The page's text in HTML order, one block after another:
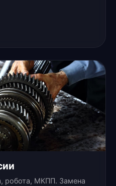
робота, МКПП. Замена